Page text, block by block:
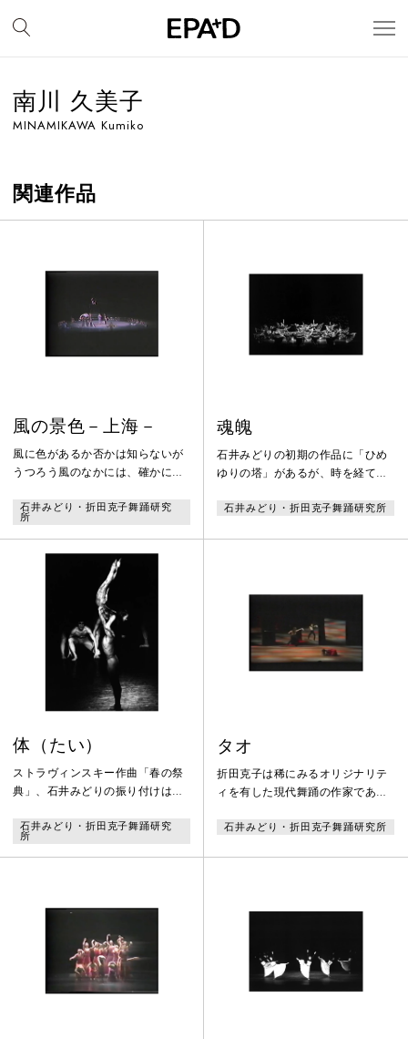
南川 久美子
MINAMIKAWA Kumiko
関連作品
風の景色－上海－
風に色があるか否かは知らないが
うつろう風のなかには、確かにそ
景色を見た時から人は踊りを知
る。しあわせなことに景色を見た
のが、少年の頃であれば、少年は
必ずダンサーになる。だが不幸な
ことに、知らなければ何事もなく
終わってしまったであろう人生の
なかばで風の景色を知ってしまっ
た人は哀しい。
石井みどり・折田克子舞踊研究
所
魂魄
石井みどりの初期の作品に「ひめ
ゆりの塔」があるが、時を経て直
華させた作品が「魂魄」。フォー
石井みどり・折田克子舞踊研究所
体（たい）
ストラヴィンスキー作曲「春の祭
典」、石井みどりの振り付けはよ
踊でない、石井みどりが名曲から
得たインスピレーション、「自然
ばれる足、中心から裏へ身体を使
うさま、動中の静などがみどころ
で、身体がとらえる表現の最終章
は、みごとな人間讃歌となってい
石井みどり・折田克子舞踊研究
所
タオ
折田克子は稀にみるオリジナリテ
ィを有した現代舞踊の作家であ
「憶の市」にみられた儀式性を、
憶をもった異端者達に古代の夢を
見、精神を未来に開く。（公演プ
ログラムより）
石井みどり・折田克子舞踊研究所